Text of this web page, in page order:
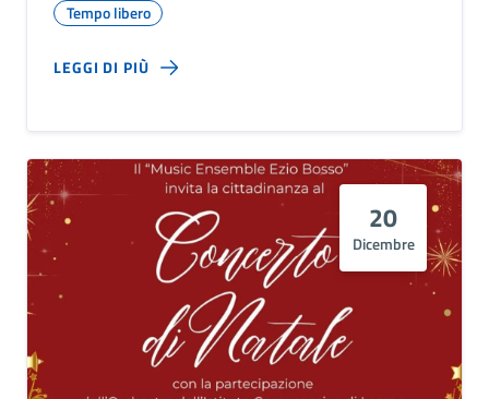
Tempo libero
LEGGI DI PIÙ
20
Dicembre